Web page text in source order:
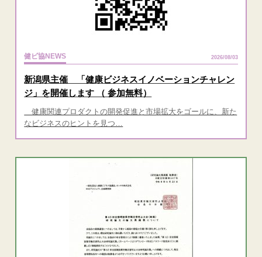
健ビ協NEWS 2026/08/03
新潟県主催 「健康ビジネスイノベーションチャレン
ジ」を開催します （ 参加無料）
健康関連プロダクトの開発促進と市場拡大をゴールに、新た
なビジネスのヒントを見つ…